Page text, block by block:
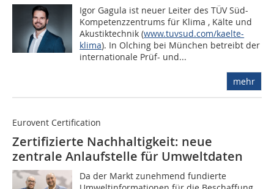
Igor Gagula ist neuer Leiter des TÜV Süd-
Kompetenzzentrums für Klima , Kälte und
Akustiktechnik (www.tuvsud.com/kaelte-
klima). In Olching bei München betreibt der
internationale Prüf- und...
mehr
Eurovent Certification
Zertifizierte Nachhaltigkeit: neue
zentrale Anlaufstelle für Umweltdaten
Da der Markt zunehmend fundierte